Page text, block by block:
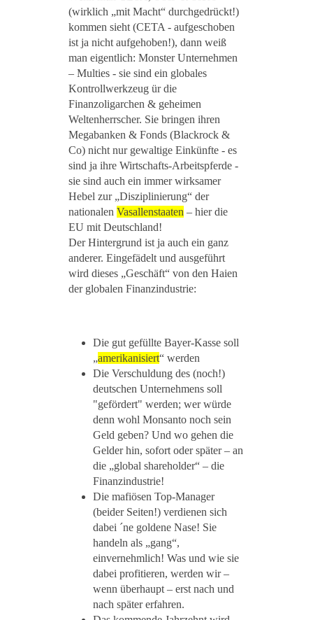
(wirklich „mit Macht“ durchgedrückt!)
kommen sieht (CETA - aufgeschoben
ist ja nicht aufgehoben!), dann weiß
man eigentlich: Monster Unternehmen
– Multies - sie sind ein globales
Kontrollwerkzeug ür die
Finanzoligarchen & geheimen
Weltenherrscher. Sie bringen ihren
Megabanken & Fonds (Blackrock &
Co) nicht nur gewaltige Einkünfte - es
sind ja ihre Wirtschafts-Arbeitspferde -
sie sind auch ein immer wirksamer
Hebel zur „Disziplinierung“ der
nationalen Vasallenstaaten – hier die
EU mit Deutschland!
Der Hintergrund ist ja auch ein ganz
anderer. Eingefädelt und ausgeführt
wird dieses „Geschäft“ von den Haien
der globalen Finanzindustrie:
Die gut gefüllte Bayer-Kasse soll
„amerikanisiert“ werden
Die Verschuldung des (noch!)
deutschen Unternehmens soll
"gefördert" werden; wer würde
denn wohl Monsanto noch sein
Geld geben? Und wo gehen die
Gelder hin, sofort oder später – an
die „global shareholder“ – die
Finanzindustrie!
Die mafiösen Top-Manager
(beider Seiten!) verdienen sich
dabei ´ne goldene Nase! Sie
handeln als „gang“,
einvernehmlich! Was und wie sie
dabei profitieren, werden wir –
wenn überhaupt – erst nach und
nach später erfahren.